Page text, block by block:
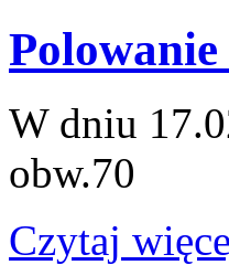
W dniu
obw.70
Czytaj